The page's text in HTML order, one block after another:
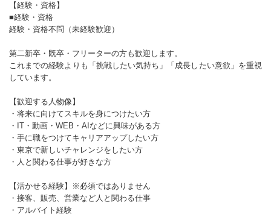
【経験・資格】
■経験・資格
経験・資格不問（未経験歓迎）
第二新卒・既卒・フリーターの方も歓迎します。
これまでの経験よりも「挑戦したい気持ち」「成長したい意欲」を重視
しています。
【歓迎する人物像】
・将来に向けてスキルを身につけたい方
・IT・動画・WEB・AIなどに興味がある方
・手に職をつけてキャリアアップしたい方
・東京で新しいチャレンジをしたい方
・人と関わる仕事が好きな方
【活かせる経験】※必須ではありません
・接客、販売、営業など人と関わる仕事
・アルバイト経験